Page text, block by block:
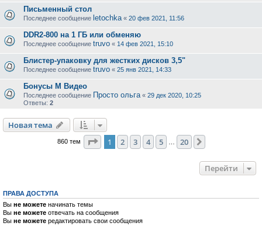
Письменный стол
Последнее сообщение letochka « 20 фев 2021, 11:56
DDR2-800 на 1 ГБ или обменяю
Последнее сообщение truvo « 14 фев 2021, 15:10
Блистер-упаковку для жестких дисков 3,5"
Последнее сообщение truvo « 25 янв 2021, 14:33
Бонусы М Видео
Последнее сообщение Просто ольга « 29 дек 2020, 10:25
Ответы: 2
Новая тема
860 тем Страница из 20
1 2 3 4 5 20
Перейти
ПРАВА ДОСТУПА
Вы не можете начинать темы
Вы не можете отвечать на сообщения
Вы не можете редактировать свои сообщения